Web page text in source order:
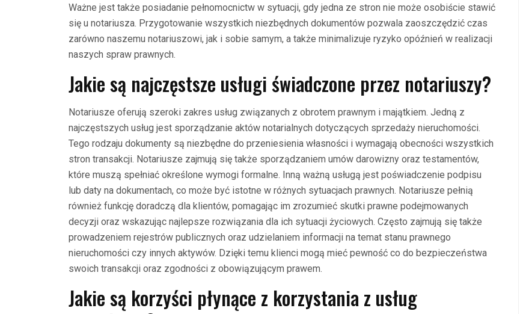
Ważne jest także posiadanie pełnomocnictw w sytuacji, gdy jedna ze stron nie może osobiście stawić
się u notariusza. Przygotowanie wszystkich niezbędnych dokumentów pozwala zaoszczędzić czas
zarówno naszemu notariuszowi, jak i sobie samym, a także minimalizuje ryzyko opóźnień w realizacji
naszych spraw prawnych.
Jakie są najczęstsze usługi świadczone przez notariuszy?
Notariusze oferują szeroki zakres usług związanych z obrotem prawnym i majątkiem. Jedną z
najczęstszych usług jest sporządzanie aktów notarialnych dotyczących sprzedaży nieruchomości.
Tego rodzaju dokumenty są niezbędne do przeniesienia własności i wymagają obecności wszystkich
stron transakcji. Notariusze zajmują się także sporządzaniem umów darowizny oraz testamentów,
które muszą spełniać określone wymogi formalne. Inną ważną usługą jest poświadczenie podpisu
lub daty na dokumentach, co może być istotne w różnych sytuacjach prawnych. Notariusze pełnią
również funkcję doradczą dla klientów, pomagając im zrozumieć skutki prawne podejmowanych
decyzji oraz wskazując najlepsze rozwiązania dla ich sytuacji życiowych. Często zajmują się także
prowadzeniem rejestrów publicznych oraz udzielaniem informacji na temat stanu prawnego
nieruchomości czy innych aktywów. Dzięki temu klienci mogą mieć pewność co do bezpieczeństwa
swoich transakcji oraz zgodności z obowiązującym prawem.
Jakie są korzyści płynące z korzystania z usług